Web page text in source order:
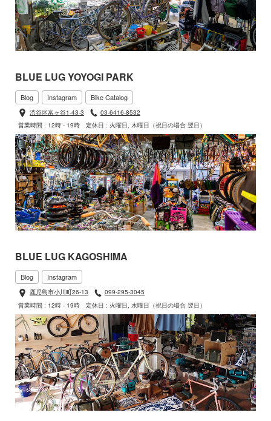
BLUE LUG YOYOGI PARK
Blog Instagram Bike Catalog
渋谷区富ヶ谷1-43-3
03-6416-8532
営業時間 : 12時 - 19時
定休日 : 火曜日, 木曜日（祝日の場合 翌日）
BLUE LUG KAGOSHIMA
Blog Instagram
鹿児島市小川町26-13
099-295-3045
営業時間 : 12時 - 19時
定休日 : 火曜日, 水曜日（祝日の場合 翌日）